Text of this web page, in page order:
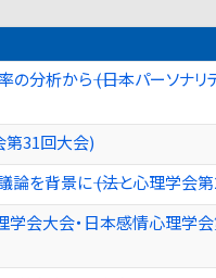
分析から―― (日本パーソナ
第31回大会)
論を背景に―― (法と心理学会
学会大会・日本感情心理学